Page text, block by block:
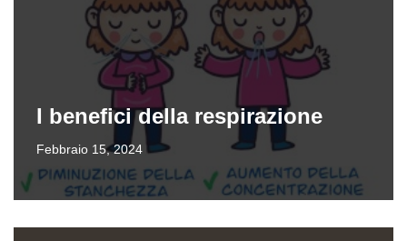
I benefici della respirazione
Febbraio 15, 2024